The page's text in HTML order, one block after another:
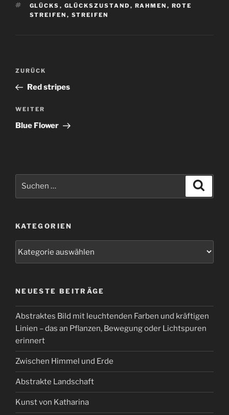
SCHLAGWÖRTER
GLÜCKS , GLÜCKSZUSTAND , RAHMEN , ROTE
STREIFEN , STREIFEN
Beitragsnavigation
Vorheriger
Beitrag
ZURÜCK
Red stripes
Nächster
Beitrag
WEITER
Blue Flower
KATEGORIEN
NEUESTE BEITRÄGE
Abstraktes Bild mit leuchtenden Farben und kräftigen
Linien – das an Pflanzen, Bewegung oder Lichtspuren
erinnert
Zwischen Himmel und Erde
Abstrakte Landschaft
Kunst von Katharina